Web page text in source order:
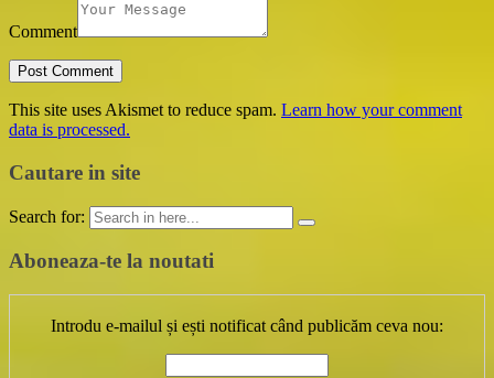
Comment
This site uses Akismet to reduce spam. Learn how your comment
data is processed.
Cautare in site
Search for:
Aboneaza-te la noutati
Introdu e-mailul și ești notificat când publicăm ceva nou: